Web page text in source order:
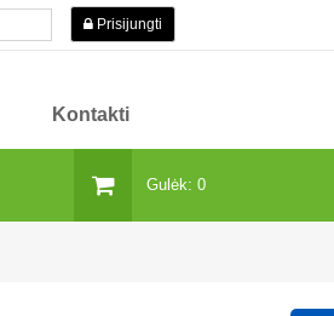
Prisijungti
Kontakti
Gulėk: 0